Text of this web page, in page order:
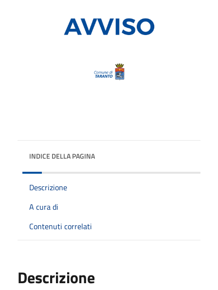
INDICE DELLA PAGINA
Descrizione
A cura di
Contenuti correlati
Descrizione